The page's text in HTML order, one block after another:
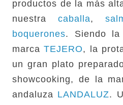
productos de la más
nuestra caballa,
boquerones. Siendo la
marcaTEJERO, la
un gran plato
showcooking, de la
andaluza LANDALUZ.